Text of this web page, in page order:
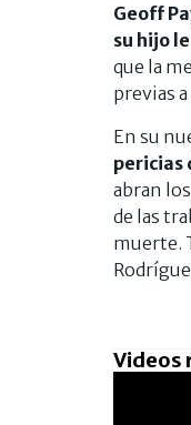
Geoff
su hijo
que la
previas
En su
pericias
abran
de las
muerte.
Videos